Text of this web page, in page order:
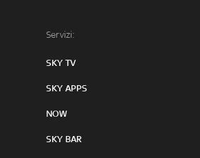
Servizi:
SKY TV
SKY APPS
NOW
SKY BAR